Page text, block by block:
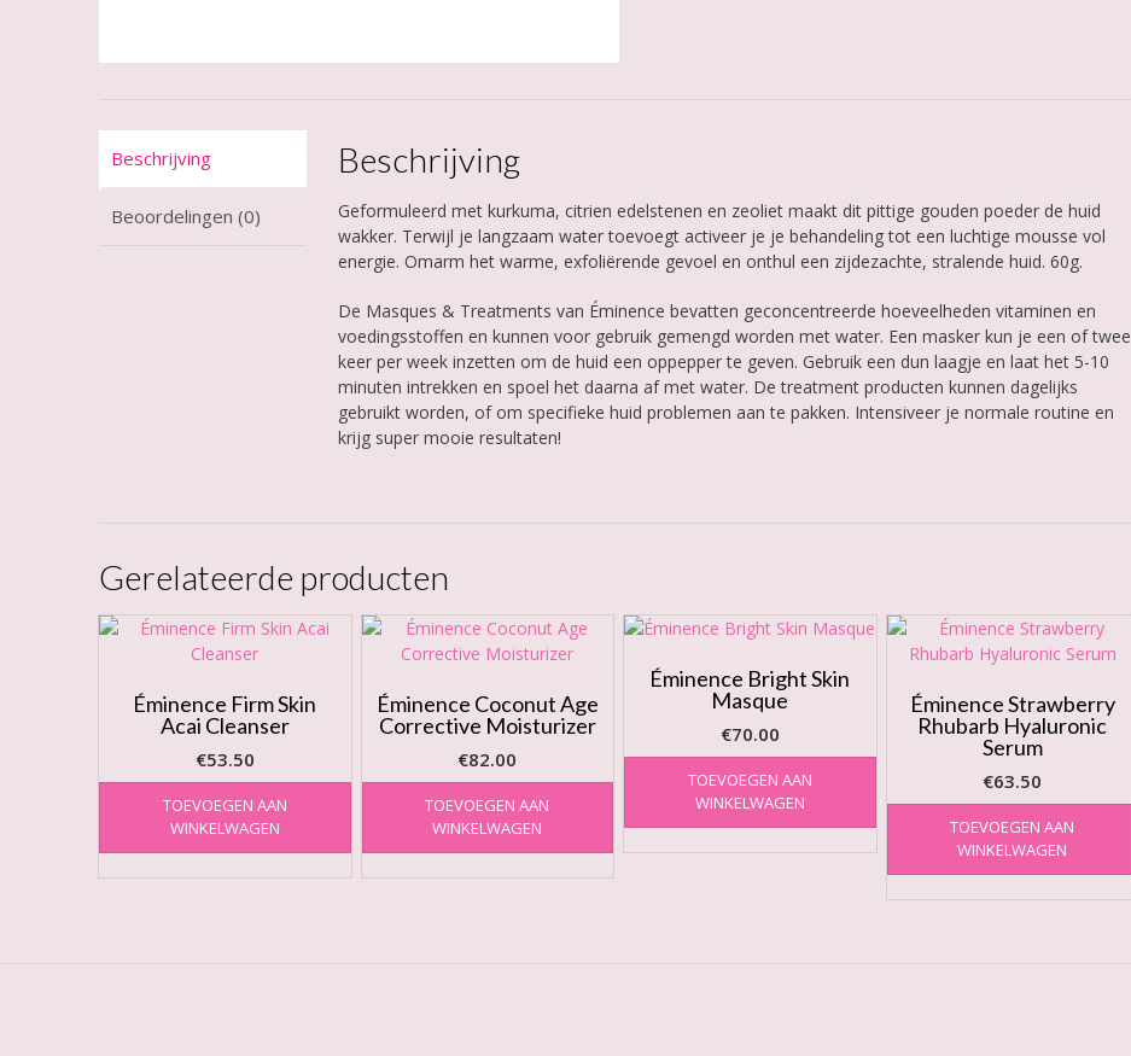
Beschrijving
Beoordelingen (0)
Beschrijving
Geformuleerd met kurkuma, citrien edelstenen en zeoliet maakt dit pittige gouden poeder de huid
wakker. Terwijl je langzaam water toevoegt activeer je je behandeling tot een luchtige mousse vol
energie. Omarm het warme, exfoliërende gevoel en onthul een zijdezachte, stralende huid. 60g.
De Masques & Treatments van Éminence bevatten geconcentreerde hoeveelheden vitaminen en
voedingsstoffen en kunnen voor gebruik gemengd worden met water. Een masker kun je een of twee
keer per week inzetten om de huid een oppepper te geven. Gebruik een dun laagje en laat het 5-10
minuten intrekken en spoel het daarna af met water. De treatment producten kunnen dagelijks
gebruikt worden, of om specifieke huid problemen aan te pakken. Intensiveer je normale routine en
krijg super mooie resultaten!
Gerelateerde producten
Éminence Firm Skin
Acai Cleanser
€53.50
TOEVOEGEN AAN
WINKELWAGEN
Éminence Coconut Age
Corrective Moisturizer
€82.00
TOEVOEGEN AAN
WINKELWAGEN
Éminence Bright Skin
Masque
€70.00
TOEVOEGEN AAN
WINKELWAGEN
Éminence Strawberry
Rhubarb Hyaluronic
Serum
€63.50
TOEVOEGEN AAN
WINKELWAGEN